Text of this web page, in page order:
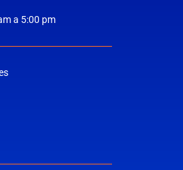
a 5:00 pm